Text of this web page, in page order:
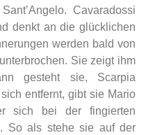
Cavaradossi
denkt an die glücklichen
werden bald von
Sie zeigt ihm
gesteht sie, Scarpia
entfernt, gibt sie Mario
sich bei der fingierten
So als stehe sie auf der